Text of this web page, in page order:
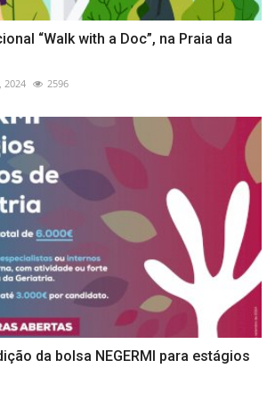
“Walk with a Doc”, na Praia da
2024 2596
da bolsa NEGERMI para estágios